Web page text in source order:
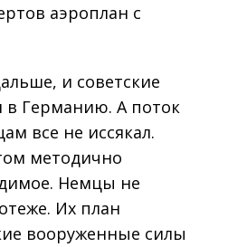
аэроплан с
и советские
в Германию. А поток
все не иссякал.
методично
Немцы не
Их план
вооруженные силы